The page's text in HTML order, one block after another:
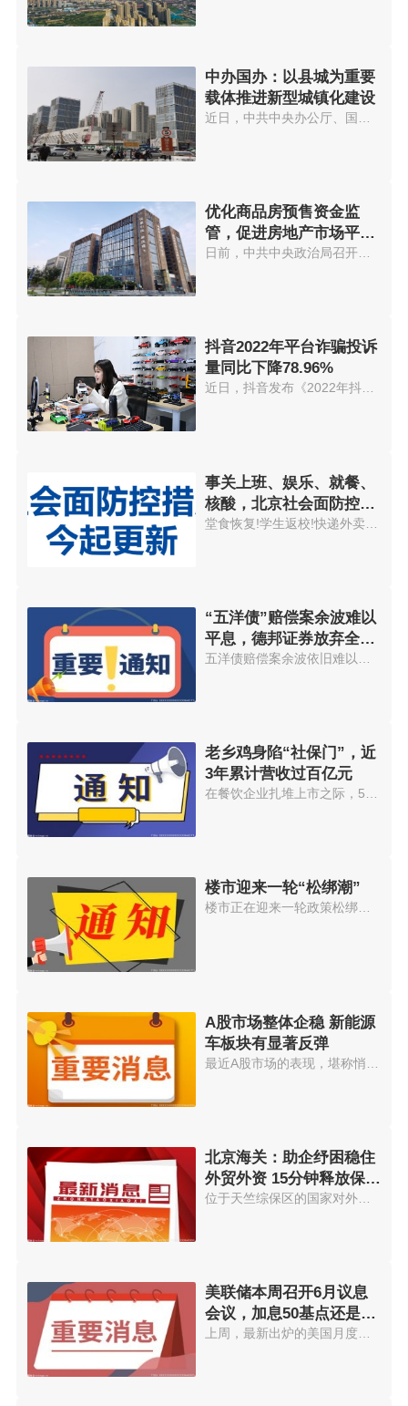
中办国办：以县城为重要
载体推进新型城镇化建设
优化商品房预售资金监
管，促进房地产市场平稳
发展
日前，中共中央政治局召开会议，...
抖音2022年平台诈骗投诉
量同比下降78.96%
近日，抖音发布《2022年抖音反诈...
事关上班、娱乐、就餐、
核酸，北京社会面防控措
施今起更新
堂食恢复!学生返校!快递外卖进小...
“五洋债”赔偿案余波难以
平息，德邦证券放弃全额
兜底赔偿责任
老乡鸡身陷“社保门”，近
3年累计营收过百亿元
楼市迎来一轮“松绑潮”
楼市正在迎来一轮政策松绑潮。中...
A股市场整体企稳 新能源
车板块有显著反弹
北京海关：助企纾困稳住
外贸外资 15分钟释放保证
金400万元
位于天竺综保区的国家对外文化贸...
美联储本周召开6月议息
会议，加息50基点还是75
个基点？
上周，最新出炉的美国月度通胀数...